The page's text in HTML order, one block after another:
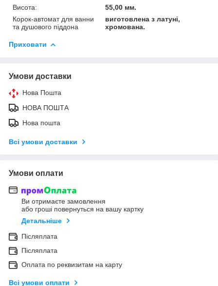
Висота:
55,00 мм.
Корок-автомат для ванни
та душового піддона
виготовлена з латуні,
хромована.
Приховати
Умови доставки
Нова Пошта
НОВА ПОШТА
Нова пошта
Всі умови доставки
Умови оплати
Ви отримаєте замовлення
або гроші повернуться на вашу картку
Детальніше
Післяплата
Післяплата
Оплата по реквизитам на карту
Всі умови оплати